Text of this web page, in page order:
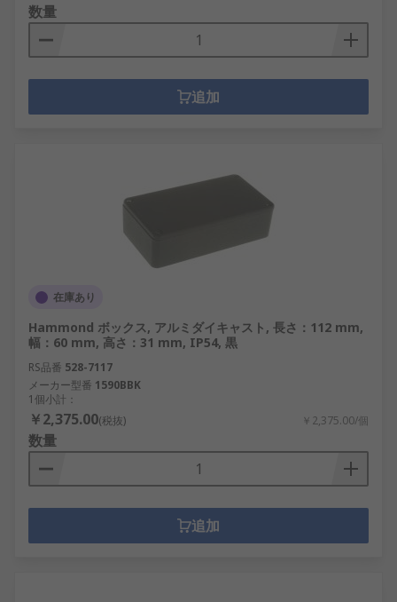
数量
追加
在庫あり
Hammond ボックス, アルミダイキャスト, 長さ：112 mm,
幅：60 mm, 高さ：31 mm, IP54, 黒
RS品番 528-7117
メーカー型番 1590BBK
1個小計：
￥2,375.00(税抜) ￥2,375.00/個
数量
追加